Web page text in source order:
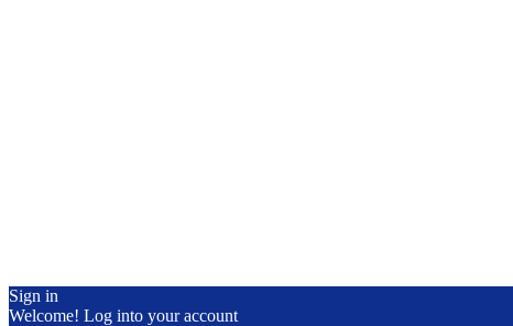
Sign in
Welcome! Log into your account